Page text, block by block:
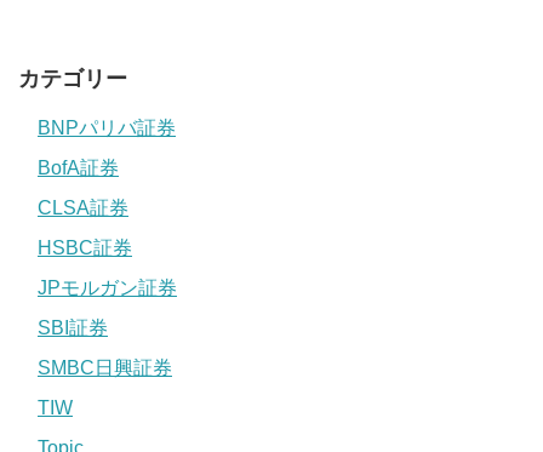
カテゴリー
BNPパリバ証券
BofA証券
CLSA証券
HSBC証券
JPモルガン証券
SBI証券
SMBC日興証券
TIW
Topic